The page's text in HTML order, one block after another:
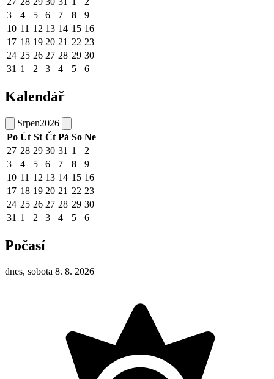
3
4 5 6 7 8
9
10 11 12 13 14 15 16
17 18 19 20 21 22 23
24 25 26 27 28 29 30
31 1 2 3 4 5 6
Kalendář
Srpen2026
Po Út St Čt Pá So Ne
27 28 29 30 31 1
2
3
4 5 6 7 8
9
10 11 12 13 14 15 16
17 18 19 20 21 22 23
24 25 26 27 28 29 30
31 1 2 3 4 5 6
Počasí
dnes, sobota 8. 8. 2026